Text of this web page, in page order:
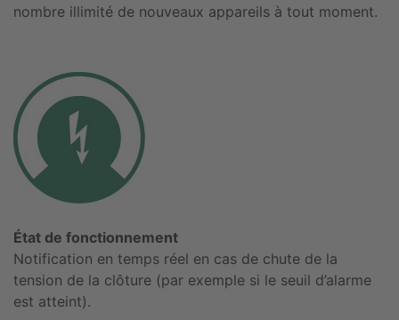
nombre illimité de nouveaux appareils à tout moment.
État de fonctionnement
Notification en temps réel en cas de chute de la
tension de la clôture (par exemple si le seuil d’alarme
est atteint).